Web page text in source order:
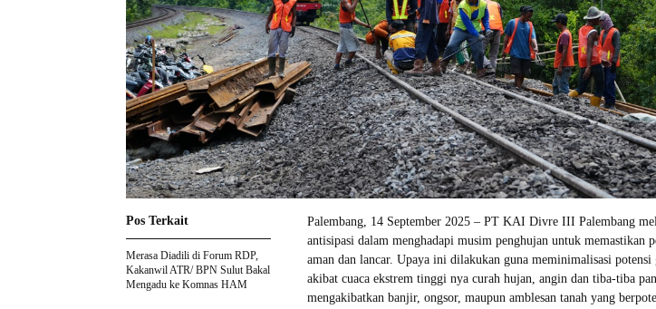
Palembang, 14 September 2025 – PT KAI Divre III Palembang
antisipasi dalam menghadapi musim penghujan untuk memastikan
aman dan lancar. Upaya ini dilakukan guna meminimalisasi potensi
akibat cuaca ekstrem tinggi nya curah hujan, angin dan tiba-tiba
mengakibatkan banjir, ongsor, maupun amblesan tanah yang
Pos Terkait
Merasa Diadili di Forum RDP,
Kakanwil ATR/ BPN Sulut Bakal
Mengadu ke Komnas HAM